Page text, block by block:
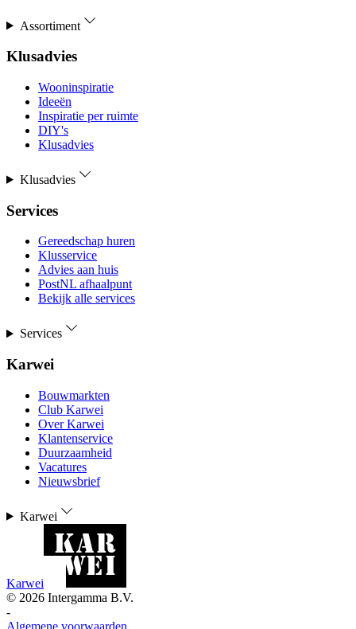
Assortiment
Klusadvies
Wooninspiratie
Ideeën
Inspiratie per ruimte
DIY's
Klusadvies
Klusadvies
Services
Gereedschap huren
Klusservice
Advies aan huis
PostNL afhaalpunt
Bekijk alle services
Services
Karwei
Bouwmarkten
Club Karwei
Over Karwei
Klantenservice
Duurzaamheid
Vacatures
Nieuwsbrief
Karwei
Karwei
© 2026 Intergamma B.V.
-
Algemene voorwaarden